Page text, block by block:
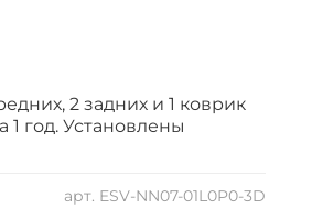
арт. ESV-NN07-01L0P0-3D
2 задних и 1 коврик
1 год. Установлены